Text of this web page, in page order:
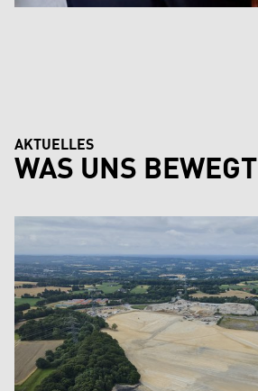
AKTUELLES
WAS UNS BEWEGT